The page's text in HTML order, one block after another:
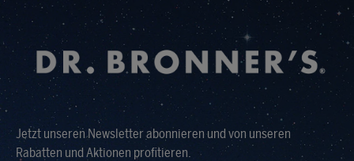
Jetzt unseren Newsletter abonnieren und von unseren
Rabatten und Aktionen profitieren.